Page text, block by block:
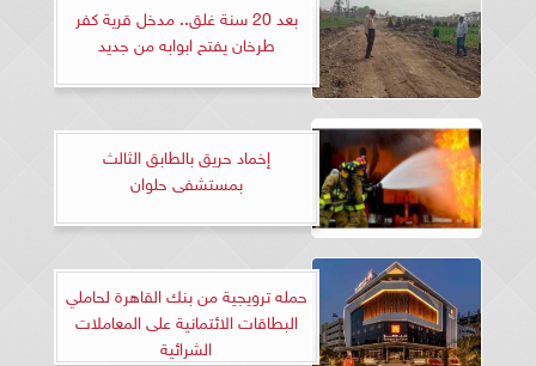
بعد 20 سنة غلق.. مدخل قرية كفر
طرخان يفتح ابوابه من جديد
إخماد حريق بالطابق الثالث
بمستشفى حلوان
حمله ترويجية من بنك القاهرة لحاملي
البطاقات الائتمانية على المعاملات
الشرائية